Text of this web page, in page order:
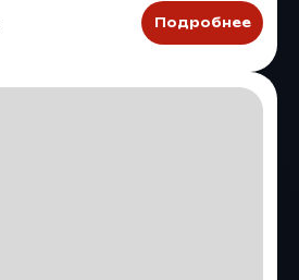
Подробнее